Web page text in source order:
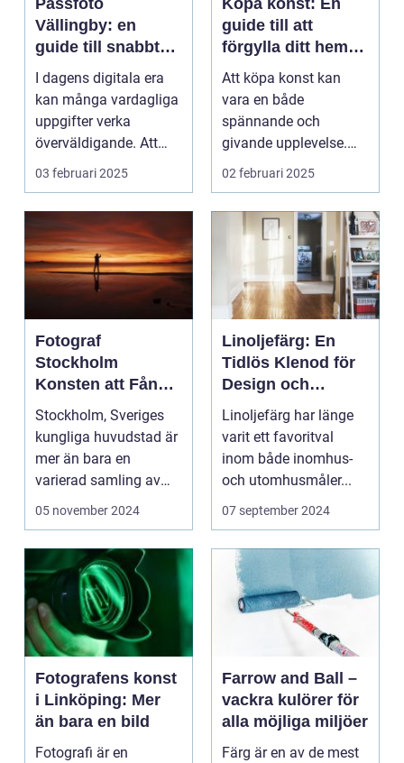
Passfoto
Vällingby: en
guide till snabbt
och smidigt foto
I dagens digitala era
kan många vardagliga
uppgifter verka
överväldigande. Att
ordna...
03 februari 2025
Köpa konst: En
guide till att
förgylla ditt hem
med unik skönhet
Att köpa konst kan
vara en både
spännande och
givande upplevelse.
Det handlar inte b...
02 februari 2025
Fotograf
Stockholm
Konsten att Fånga
Ögonblick i
Huvudstaden
Stockholm, Sveriges
kungliga huvudstad är
mer än bara en
varierad samling av
pittoreska &o...
05 november 2024
Linoljefärg: En
Tidlös Klenod för
Design och
Hållbarhet
Linoljefärg har länge
varit ett favoritval
inom både inomhus-
och utomhusmåler...
07 september 2024
Fotografens konst
i Linköping: Mer
än bara en bild
Fotografi är en
Farrow and Ball –
vackra kulörer för
alla möjliga miljöer
Färg är en av de mest